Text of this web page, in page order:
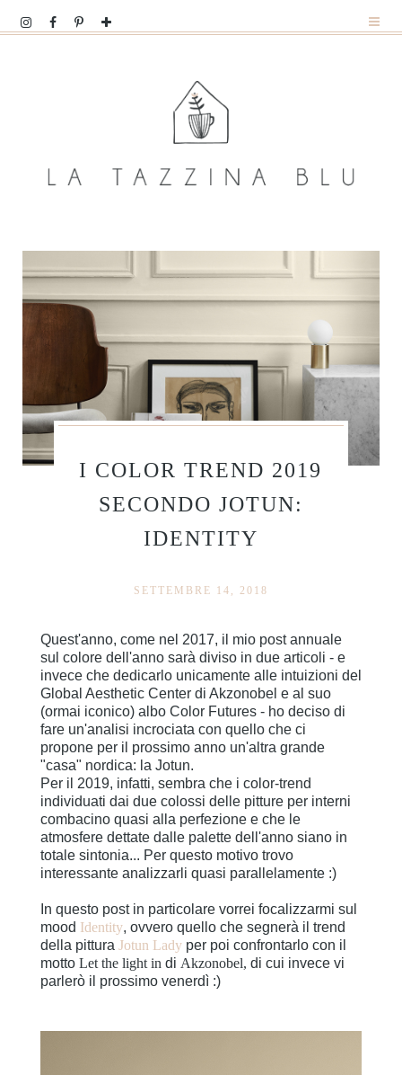
I COLOR TREND 2019
SECONDO JOTUN:
IDENTITY
SETTEMBRE 14, 2018
Quest'anno, come nel 2017, il mio post annuale
sul colore dell'anno sarà diviso in due articoli - e
invece che dedicarlo unicamente alle intuizioni del
Global Aesthetic Center di Akzonobel e al suo
(ormai iconico) albo Color Futures - ho deciso di
fare un'analisi incrociata con quello che ci
propone per il prossimo anno un'altra grande
"casa" nordica: la Jotun.
Per il 2019, infatti, sembra che i color-trend
individuati dai due colossi delle pitture per interni
combacino quasi alla perfezione e che le
atmosfere dettate dalle palette dell'anno siano in
totale sintonia... Per questo motivo trovo
interessante analizzarli quasi parallelamente :)
In questo post in particolare vorrei focalizzarmi sul
mood Identity, ovvero quello che segnerà il trend
della pittura Jotun Lady per poi confrontarlo con il
motto Let the light in di Akzonobel, di cui invece vi
parlerò il prossimo venerdì :)